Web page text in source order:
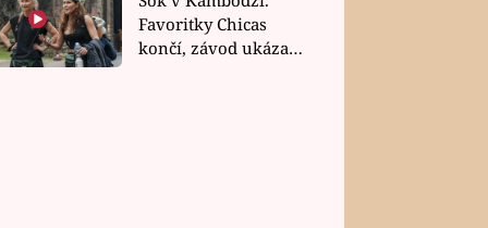
Favoritky Chicas
končí, závod ukázal